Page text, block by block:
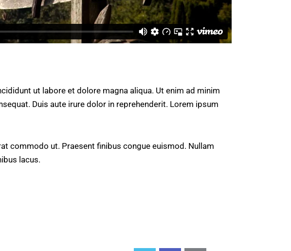
ut labore et dolore magna aliqua. Ut enim ad minim
Duis aute irure dolor in reprehenderit. Lorem ipsum
commodo ut. Praesent finibus congue euismod. Nullam
lacus.